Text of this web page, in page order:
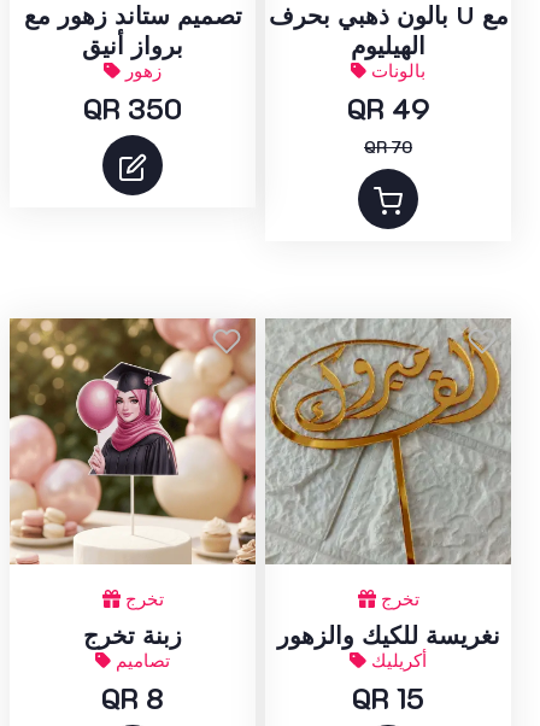
تصميم ستاند زهور مع
برواز أنيق
زهور
QR 350
بالون ذهبي بحرف U مع
الهيليوم
بالونات
QR 49
QR 70
تخرج
زبنة تخرج
تصاميم
QR 8
تخرج
نغريسة للكيك والزهور
أكريليك
QR 15